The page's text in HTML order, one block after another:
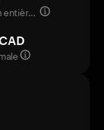
Valorisation entièrement diluée